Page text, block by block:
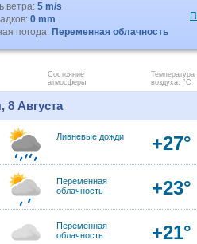
ветра: 5 m/s
0 mm
погода: Переменная облачность
Состояние
атмосферы
Температура
воздуха, °C
8 Августа
Ливневые дожди +27°
Переменная
облачность
+23°
Переменная
облачность
+21°